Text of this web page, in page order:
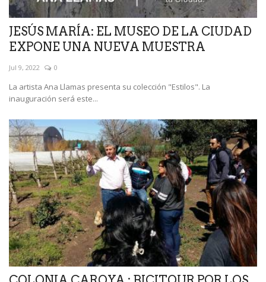
JESÚS MARÍA: EL MUSEO DE LA CIUDAD
EXPONE UNA NUEVA MUESTRA
Jul 9, 2022 0
La artista Ana Llamas presenta su colección "Estilos". La
inauguración será este...